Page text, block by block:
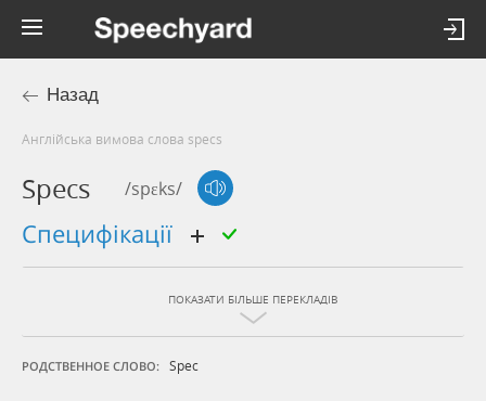
Назад
Англійська вимова слова specs
Specs /spɛks/
специфікації
ПОКАЗАТИ БІЛЬШЕ ПЕРЕКЛАДІВ
РОДСТВЕННОЕ СЛОВО: Spec